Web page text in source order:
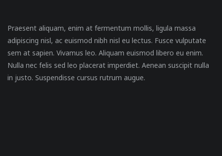
Praesent aliquam, enim at fermentum mollis, ligula massa
adipiscing nisl, ac euismod nibh nisl eu lectus. Fusce vulputate
sem at sapien. Vivamus leo. Aliquam euismod libero eu enim.
Nulla nec felis sed leo placerat imperdiet. Aenean suscipit nulla
in justo. Suspendisse cursus rutrum augue.